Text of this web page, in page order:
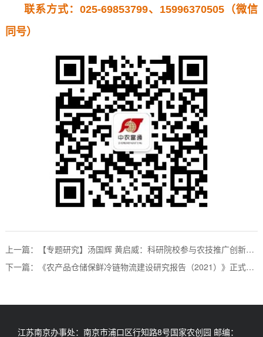
联系方式：025-69853799、15996370505（微信
同号）
上一篇：【专题研究】汤国辉 黄启威：科研院校参与农技推广创新服务的融合 体系构建研究
下一篇：《农产品仓储保鲜冷链物流建设研究报告（2021）》正式发布
江苏南京办事处：南京市浦口区行知路8号国家农创园 邮编：